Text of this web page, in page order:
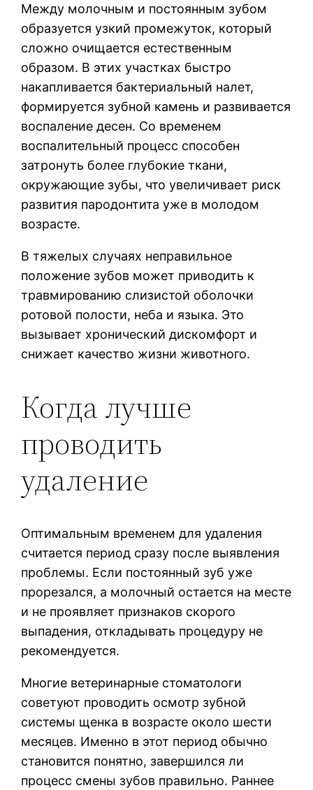
Между молочным и постоянным зубом
образуется узкий промежуток, который
сложно очищается естественным
образом. В этих участках быстро
накапливается бактериальный налет,
формируется зубной камень и развивается
воспаление десен. Со временем
воспалительный процесс способен
затронуть более глубокие ткани,
окружающие зубы, что увеличивает риск
развития пародонтита уже в молодом
возрасте.
В тяжелых случаях неправильное
положение зубов может приводить к
травмированию слизистой оболочки
ротовой полости, неба и языка. Это
вызывает хронический дискомфорт и
снижает качество жизни животного.
Когда лучше
проводить
удаление
Оптимальным временем для удаления
считается период сразу после выявления
проблемы. Если постоянный зуб уже
прорезался, а молочный остается на месте
и не проявляет признаков скорого
выпадения, откладывать процедуру не
рекомендуется.
Многие ветеринарные стоматологи
советуют проводить осмотр зубной
системы щенка в возрасте около шести
месяцев. Именно в этот период обычно
становится понятно, завершился ли
процесс смены зубов правильно. Раннее